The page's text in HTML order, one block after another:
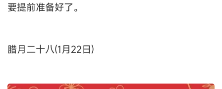
要提前准备好了。
腊月二十八(1月22日)